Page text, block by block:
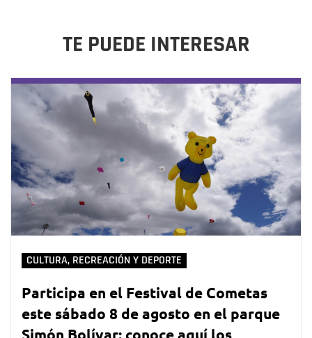
TE PUEDE INTERESAR
CULTURA, RECREACIÓN Y DEPORTE
Participa en el Festival de Cometas
este sábado 8 de agosto en el parque